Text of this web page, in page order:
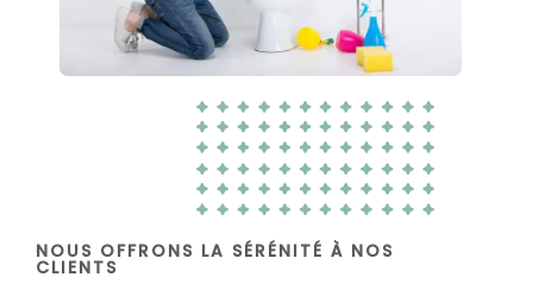
NOUS OFFRONS LA SÉRÉNITÉ À NOS
CLIENTS